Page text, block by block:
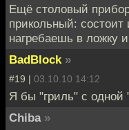
Ещё столовый
прикольный:
нагребаешь в ложку
BadBlock »
#19 | 03.10.10 14:12
Я бы "гриль" с одной
Chiba »